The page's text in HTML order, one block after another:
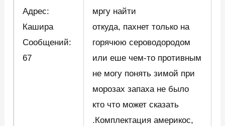
Адрес:
Кашира
Сообщений:
67
мргу найти
откуда, пахнет только на
горячюю сероводородом
или еше чем-то противным
не могу понять зимой при
морозах запаха не было
кто что может сказать
.Комплектация америкос,